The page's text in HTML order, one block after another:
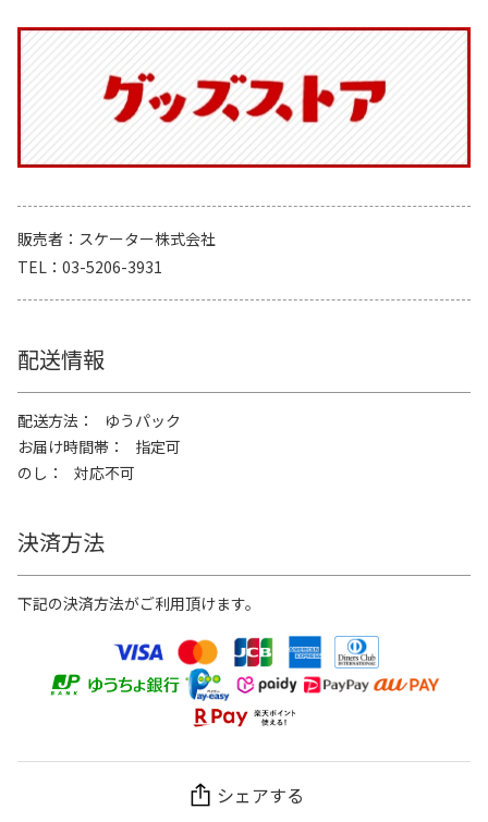
販売者
スケーター株式会社
TEL
03-5206-3931
配送情報
配送方法
ゆうパック
お届け時間帯
指定可
のし
対応不可
決済方法
下記の決済方法がご利用頂けます。
シェアする